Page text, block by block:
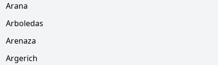
Arana
Arboledas
Arenaza
Argerich